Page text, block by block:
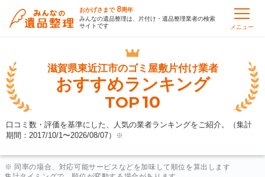
おかげさまで 8周年
みんなの遺品整理は、片付け・遺品整理業者の検索
サイトです
メニュー
滋賀県東近江市のゴミ屋敷片付け業者
おすすめランキング
TOP10
口コミ数・評価を基準にした、人気の業者ランキングをご紹介。（集計
期間：2017/10/1〜2026/08/07） ※
※ 同率の場合、対応可能サービスなどを加味して順位を算出します